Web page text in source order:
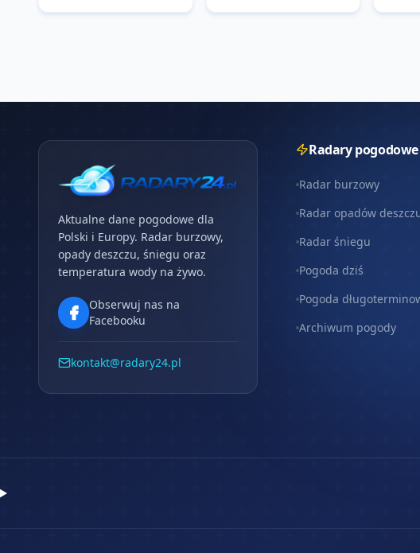
Aktualne dane pogodowe dla
Polski i Europy. Radar burzowy,
opady deszczu, śniegu oraz
temperatura wody na żywo.
Obserwuj nas na
Facebooku
kontakt@radary24.pl
Radary pogodowe
Radar burzowy
Radar opadów
Radar śniegu
Pogoda dziś
Pogoda
Archiwum pogody